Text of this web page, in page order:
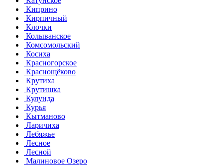
Киприно
Кирпичный
Клочки
Колыванское
Комсомольский
Косиха
Красногорское
Краснощёково
Крутиха
Крутишка
Кулунда
Курья
Кытманово
Ларичиха
Лебяжье
Лесное
Лесной
Малиновое Озеро